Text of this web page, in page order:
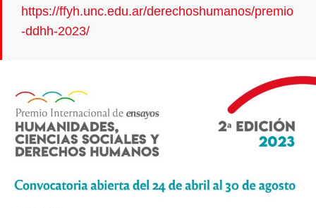
https://ffyh.unc.edu.ar/derechoshumanos/premio
-ddhh-2023/